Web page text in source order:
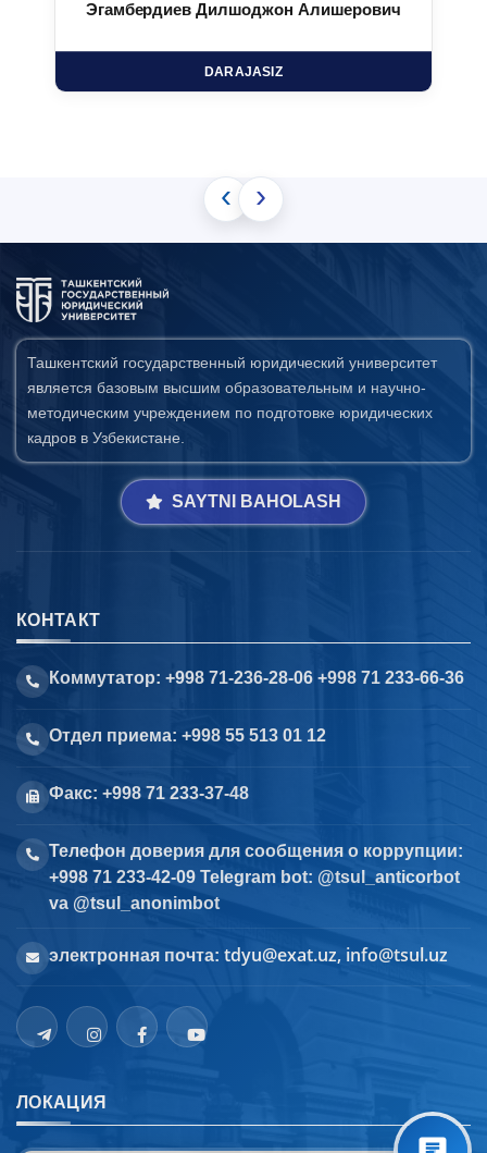
Эгамбердиев Дилшоджон Алишерович
DARAJASIZ
‹ ›
Ташкентский государственный юридический университет
является базовым высшим образовательным и научно-
методическим учреждением по подготовке юридических
кадров в Узбекистане.
SAYTNI BAHOLASH
КОНТАКТ
Коммутатор: +998 71-236-28-06 +998 71 233-66-36
Отдел приема: +998 55 513 01 12
Факс: +998 71 233-37-48
Телефон доверия для сообщения о коррупции:
+998 71 233-42-09 Telegram bot: @tsul_anticorbot
va @tsul_anonimbot
электронная почта: tdyu@exat.uz, info@tsul.uz
ЛОКАЦИЯ